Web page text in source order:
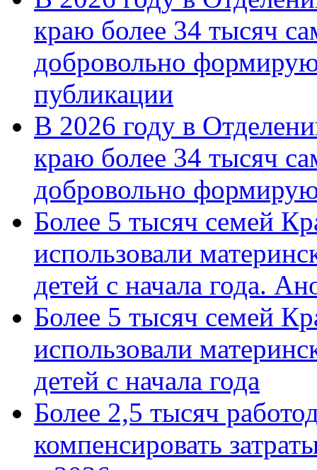
краю более 34 тысяч
добровольно
публикации
В 2026 году в
краю более 34 тысяч
добровольно
Более 5 тысяч семей
использовали
детей с начала года.
Более 5 тысяч семей
использовали
детей с начала года
Более 2,5 тысяч
компенсировать